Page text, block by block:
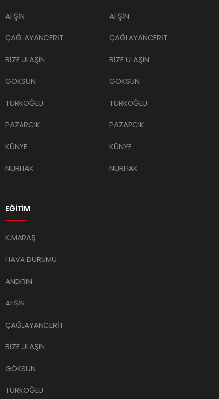
AFŞİN
ÇAĞLAYANCERİT
BİZE ULAŞIN
GÖKSUN
TÜRKOĞLU
PAZARCIK
KÜNYE
NURHAK
AFŞİN
ÇAĞLAYANCERİT
BİZE ULAŞIN
GÖKSUN
TÜRKOĞLU
PAZARCIK
KÜNYE
NURHAK
EĞİTİM
K.MARAŞ
HAVA DURUMU
ANDIRIN
AFŞİN
ÇAĞLAYANCERİT
BİZE ULAŞIN
GÖKSUN
TÜRKOĞLU